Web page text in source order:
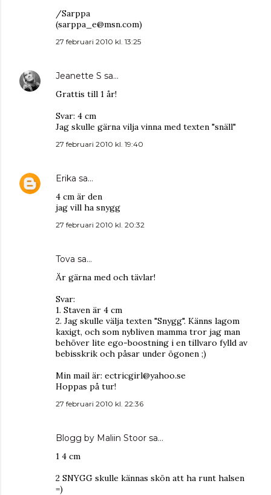
/Sarppa
(sarppa_e@msn.com)
27 februari 2010 kl. 13:25
Jeanette S sa…
Grattis till 1 år!
Svar: 4 cm
Jag skulle gärna vilja vinna med texten "snäll"
27 februari 2010 kl. 19:40
Erika sa…
4 cm är den
jag vill ha snygg
27 februari 2010 kl. 20:32
Tova sa…
Är gärna med och tävlar!
Svar:
1. Staven är 4 cm
2. Jag skulle välja texten "Snygg". Känns lagom
kaxigt, och som nybliven mamma tror jag man
behöver lite ego-boostning i en tillvaro fylld av
bebisskrik och påsar under ögonen ;)
Min mail är: ectricgirl@yahoo.se
Hoppas på tur!
27 februari 2010 kl. 22:36
Blogg by Maliin Stoor sa…
1 4 cm
2 SNYGG skulle kännas skön att ha runt halsen
=)